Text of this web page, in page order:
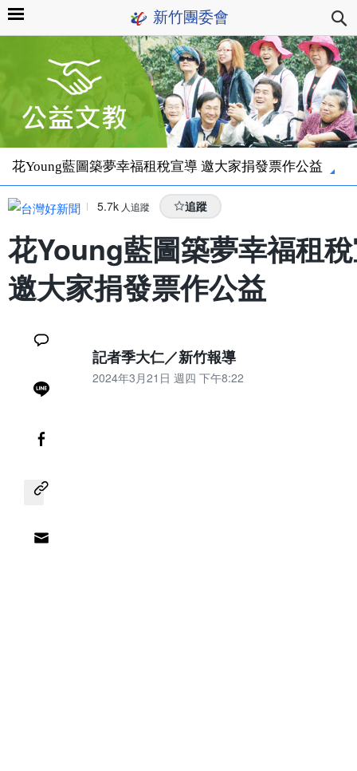
新竹團委會
花Young藍圖築夢幸福租稅宣導 邀大家捐發票作公益
5.7k 人追蹤 追蹤
花Young藍圖築夢幸福租
邀大家捐發票作公益
記者季大仁／新竹報導
2024年3月21日 週四 下午8:22